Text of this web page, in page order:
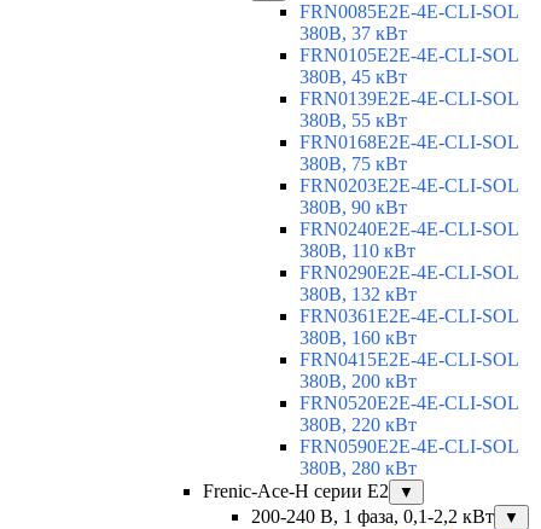
FRN0085E2E-4E-CLI-SOL
380В, 37 кВт
FRN0105E2E-4E-CLI-SOL
380В, 45 кВт
FRN0139E2E-4E-CLI-SOL
380В, 55 кВт
FRN0168E2E-4E-CLI-SOL
380В, 75 кВт
FRN0203E2E-4E-CLI-SOL
380В, 90 кВт
FRN0240E2E-4E-CLI-SOL
380В, 110 кВт
FRN0290E2E-4E-CLI-SOL
380В, 132 кВт
FRN0361E2E-4E-CLI-SOL
380В, 160 кВт
FRN0415E2E-4E-CLI-SOL
380В, 200 кВт
FRN0520E2E-4E-CLI-SOL
380В, 220 кВт
FRN0590E2E-4E-CLI-SOL
380В, 280 кВт
Frenic-Ace-H серии E2
▼
200-240 В, 1 фаза, 0,1-2,2 кВт ▼